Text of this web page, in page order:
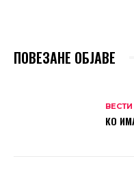
ПОВЕЗАНЕ ОБЈАВЕ
ВЕСТИ
КО